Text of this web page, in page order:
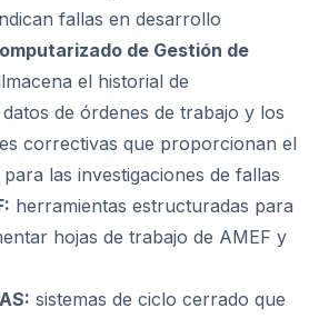
fallas en desarrollo
de Gestión de
el historial de
de órdenes de trabajo y los
correctivas que proporcionan el
las investigaciones de fallas
herramientas estructuradas para
hojas de trabajo de AMEF y
sistemas de ciclo cerrado que